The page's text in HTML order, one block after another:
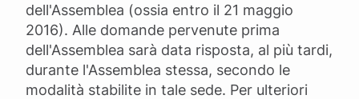
dell'Assemblea (ossia entro il 21 maggio
2016). Alle domande pervenute prima
dell'Assemblea sarà data risposta, al più tardi,
durante l'Assemblea stessa, secondo le
modalità stabilite in tale sede. Per ulteriori